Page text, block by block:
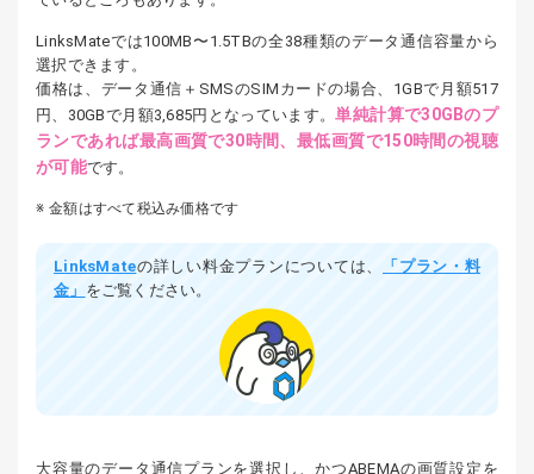
LinksMateでは100MB〜1.5TBの全38種類のデータ通信容量から
選択できます。
価格は、データ通信＋SMSのSIMカードの場合、1GBで月額517
円、30GBで月額3,685円となっています。単純計算で30GBのプ
ランであれば最高画質で30時間、最低画質で150時間の視聴
が可能です。
金額はすべて税込み価格です
LinksMateの詳しい料金プランについては、
「プラン・料
金」 をご覧ください。
大容量のデータ通信プランを選択し、かつABEMAの画質設定を